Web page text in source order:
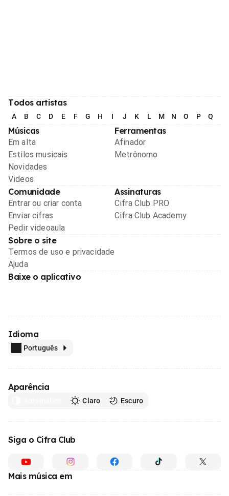
Todos artistas
A B C D E F G H I J K L M N O P Q
Músicas
Em alta
Estilos musicais
Novidades
Videos
Ferramentas
Afinador
Metrônomo
Comunidade
Entrar ou criar conta
Enviar cifras
Pedir videoaula
Assinaturas
Cifra Club PRO
Cifra Club Academy
Sobre o site
Termos de uso e privacidade
Ajuda
Baixe o aplicativo
Idioma
Português
Aparência
Claro Escuro
Siga o Cifra Club
Mais música em